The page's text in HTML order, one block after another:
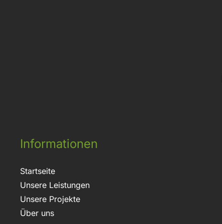
Informationen
Startseite
Unsere Leistungen
Unsere Projekte
Über uns